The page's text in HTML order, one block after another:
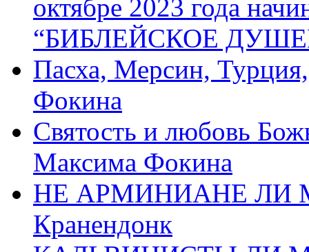
октябре 2023 года
“БИБЛЕЙСКОЕ
Пасха, Мерсин,
Фокина
Святость и любовь
Максима Фокина
НЕ АРМИНИАНЕ ЛИ
Кранендонк